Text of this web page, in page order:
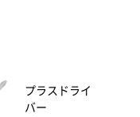
プラスドライ
バー